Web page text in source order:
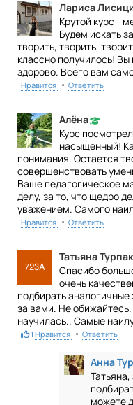
Лариса
Крутой курс -
Будем искать
творить, творить,
классно получилось!
здорово. Всего вам
Нравится • Ответить
Алёна
Курс
насыщенный!
понимания. Остается
совершенствовать
Ваше педагогическое
делу, за то, что щедро
уважением. Самого
Нравится • Ответить
Татьяна Турпак
Спасибо
очень
подбирать аналогичные
за вами. Не
научилась.. Самые
1 Нравится • Ответить
Анна
можете